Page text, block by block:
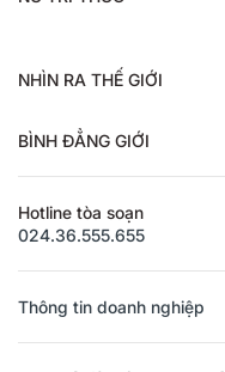
NHÌN RA THẾ GIỚI
BÌNH ĐẲNG GIỚI
Hotline tòa soạn
024.36.555.655
Thông tin doanh nghiệp